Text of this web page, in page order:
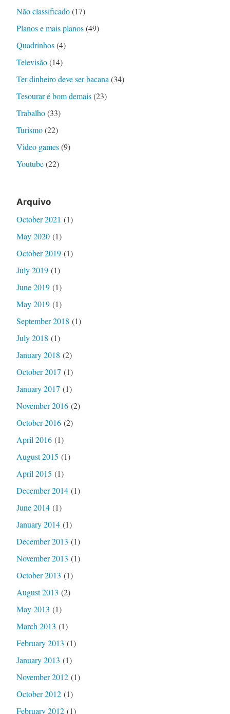
Não classificado(17)
Planos e mais planos(49)
Quadrinhos(4)
Televisão(14)
Ter dinheiro deve ser bacana (34)
Tesourar é bom demais(23)
Trabalho(33)
Turismo(22)
Video games(9)
Youtube(22)
Arquivo
October 2021 (1)
May 2020(1)
October 2019(1)
July 2019(1)
June 2019(1)
May 2019(1)
September 2018 (1)
July 2018 (1)
January 2018 (2)
October 2017 (1)
January 2017 (1)
November 2016(2)
October 2016(2)
April 2016(1)
August 2015 (1)
April 2015 (1)
December 2014(1)
June 2014(1)
January 2014(1)
December 2013 (1)
November 2013 (1)
October 2013 (1)
August 2013 (2)
May 2013 (1)
March 2013 (1)
February 2013 (1)
January 2013 (1)
November 2012(1)
October 2012(1)
February 2012(1)